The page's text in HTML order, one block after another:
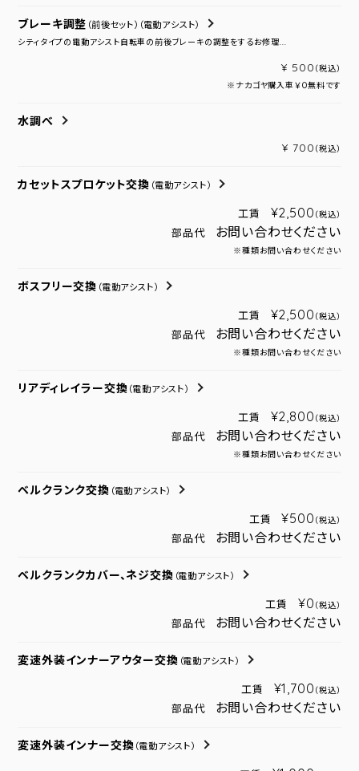
ブレーキ調整 （前後セット） （電動アシスト）
シティタイプの電動アシスト自転車の前後ブレーキの調整をするお修理...
¥ 500 （税込）
※ナカゴヤ購入車￥０無料です
水調べ
¥ 700 （税込）
カセットスプロケット交換 （電動アシスト）
工賃 ¥2,500 （税込）
部品代 お問い合わせください
※種類お問い合わせください
ボスフリー交換 （電動アシスト）
工賃 ¥2,500 （税込）
部品代 お問い合わせください
※種類お問い合わせください
リアディレイラー交換 （電動アシスト）
工賃 ¥2,800 （税込）
部品代 お問い合わせください
※種類お問い合わせください
ベルクランク交換 （電動アシスト）
工賃 ¥500 （税込）
部品代 お問い合わせください
ベルクランクカバー、ネジ交換 （電動アシスト）
工賃 ¥0 （税込）
部品代 お問い合わせください
変速外装インナーアウター交換 （電動アシスト）
工賃 ¥1,700 （税込）
部品代 お問い合わせください
変速外装インナー交換 （電動アシスト）